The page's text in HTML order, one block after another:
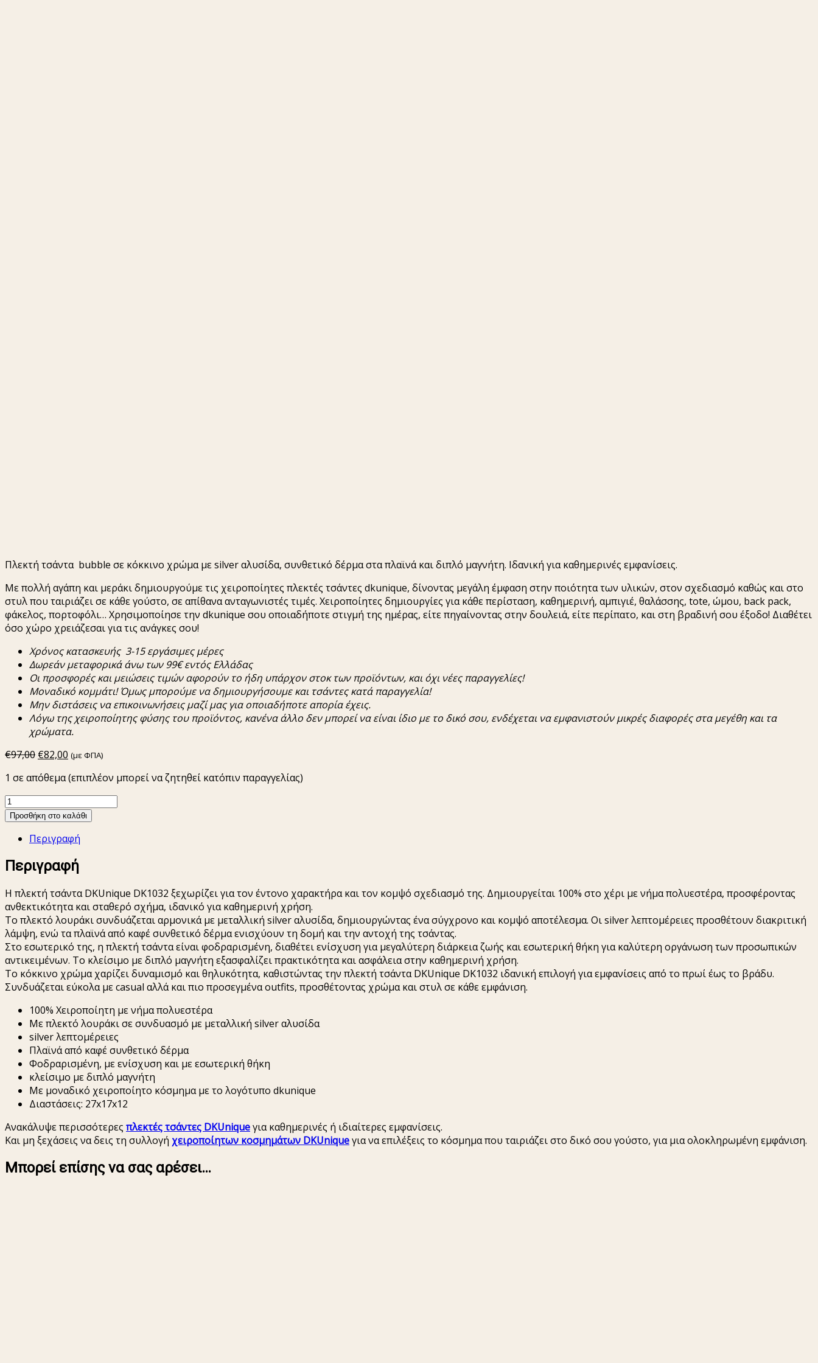
Πλεκτή τσάντα bubble σε κόκκινο χρώμα με silver αλυσίδα, συνθετικό δέρμα στα πλαϊνά και διπλό μαγνήτη. Ιδανική για καθημερινές εμφανίσεις.
Με πολλή αγάπη και μεράκι δημιουργούμε τις χειροποίητες πλεκτές τσάντες dkunique, δίνοντας μεγάλη έμφαση στην ποιότητα των υλικών, στον σχεδιασμό καθώς και στο
στυλ που ταιριάζει σε κάθε γούστο, σε απίθανα ανταγωνιστές τιμές. Χειροποίητες δημιουργίες για κάθε περίσταση, καθημερινή, αμπιγιέ, θαλάσσης, tote, ώμου, back pack,
φάκελος, πορτοφόλι… Χρησιμοποίησε την dkunique σου οποιαδήποτε στιγμή της ημέρας, είτε πηγαίνοντας στην δουλειά, είτε περίπατο, και στη βραδινή σου έξοδο! Διαθέτει
όσο χώρο χρειάζεσαι για τις ανάγκες σου!
Χρόνος κατασκευής 3-15εργάσιμες μέρες
Δωρεάν μεταφορικά άνω των99€εντός Ελλάδας
Οιπροσφορές και μειώσεις τιμών αφορούν το ήδη υπάρχον στοκ τωνπροϊόντων, και όχι νέεςπαραγγελίες!
Μοναδικό κομμάτι!Όμως μπορούμε να δημιουργήσουμε και τσάντες κατάπαραγγελία!
Μην διστάσεις να επικοινωνήσεις μαζί μας για οποιαδήποτε απορία έχεις.
Λόγω της χειροποίητης φύσης τουπροϊόντος, κανένα άλλο δεν μπορεί να είναι ίδιο με το δικό σου, ενδέχεται να εμφανιστούν μικρές διαφορές στα μεγέθη και τα
χρώματα.
€97,00 Original
was:
€97,00.
€82,00 Η
τιμή
είναι:
€82,00.
(με ΦΠΑ)
1 σε απόθεμα (επιπλέον μπορεί να ζητηθεί κατόπιν παραγγελίας)
Πλεκτή
Τσάντα
DK1032
Προσθήκη στο καλάθι
Περιγραφή
Περιγραφή
Η πλεκτή τσάντα DKUnique DK1032 ξεχωρίζει για τον έντονο χαρακτήρα και τον κομψό σχεδιασμό της. Δημιουργείται 100% στο χέρι με νήμα πολυεστέρα, προσφέροντας
ανθεκτικότητα και σταθερό σχήμα, ιδανικό για καθημερινή χρήση.
Το πλεκτό λουράκι συνδυάζεται αρμονικά με μεταλλική silver αλυσίδα, δημιουργώντας ένα σύγχρονο και κομψό αποτέλεσμα. Οι silver λεπτομέρειες προσθέτουν διακριτική
λάμψη, ενώ τα πλαϊνά από καφέ συνθετικό δέρμα ενισχύουν τη δομή και την αντοχή της τσάντας.
Στο εσωτερικό της, η πλεκτή τσάντα είναι φοδραρισμένη, διαθέτει ενίσχυση για μεγαλύτερη διάρκεια ζωής και εσωτερική θήκη για καλύτερη οργάνωση των προσωπικών
αντικειμένων. Το κλείσιμο με διπλό μαγνήτη εξασφαλίζει πρακτικότητα και ασφάλεια στην καθημερινή χρήση.
Το κόκκινο χρώμα χαρίζει δυναμισμό και θηλυκότητα, καθιστώντας την πλεκτή τσάντα DKUnique DK1032 ιδανική επιλογή για εμφανίσεις από το πρωί έως το βράδυ.
Συνδυάζεται εύκολα με casual αλλά και πιο προσεγμένα outfits, προσθέτοντας χρώμα και στυλ σε κάθε εμφάνιση.
100% Χειροποίητη με νήμα πολυεστέρα
Με πλεκτό λουράκι σε συνδυασμό με μεταλλική silver αλυσίδα
silver λεπτομέρειες
Πλαϊνά από καφέ συνθετικό δέρμα
Φοδραρισμένη, με ενίσχυση και με εσωτερική θήκη
κλείσιμο με διπλό μαγνήτη
Με μοναδικό χειροποίητο κόσμημα με το λογότυπο dkunique
Διαστάσεις: 27x17x12
Ανακάλυψε περισσότερες πλεκτές τσάντες DKUniqueγια καθημερινές ή ιδιαίτερες εμφανίσεις.
Και μη ξεχάσεις να δεις τη συλλογή χειροποίητων κοσμημάτων DKUniqueγια να επιλέξεις το κόσμημα που ταιριάζει στο δικό σου γούστο, για μια ολοκληρωμένη εμφάνιση.
Μπορεί επίσης να σας αρέσει…